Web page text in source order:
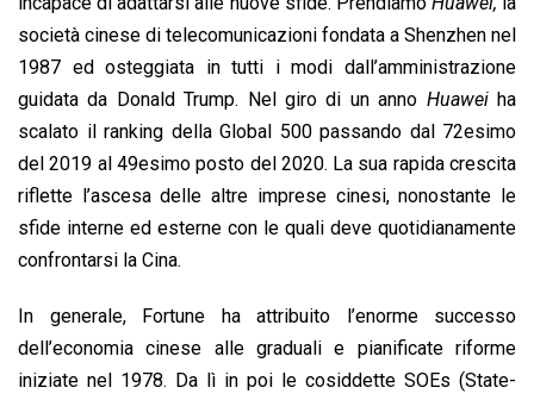
società cinese di telecomunicazioni fondata a Shenzhen nel
1987 ed osteggiata in tutti i modi dall’amministrazione
guidata da Donald Trump. Nel giro di un anno Huaweiha
scalato il ranking della Global 500 passando dal 72esimo
del 2019 al 49esimo posto del 2020. La sua rapida crescita
riflette l’ascesa delle altre imprese cinesi, nonostante le
sfide interne ed esterne con le quali deve quotidianamente
confrontarsi la Cina.
In generale, Fortune ha attribuito l’enorme successo
dell’economia cinese alle graduali e pianificate riforme
iniziate nel 1978. Da lì in poi le cosiddette SOEs (State-